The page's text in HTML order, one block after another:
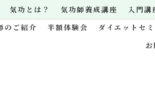
気功とは？ 気功師養成講座 入門講
のご紹介
半額体験会 ダイエットセ